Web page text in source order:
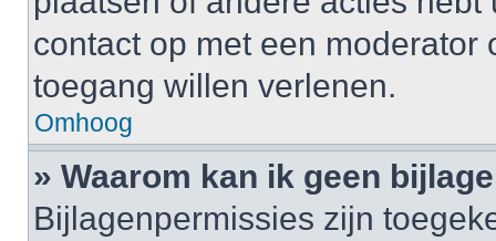
contact op met een
toegang willen verlenen.
Omhoog
» Waarom kan ik geen
Bijlagenpermissies zijn